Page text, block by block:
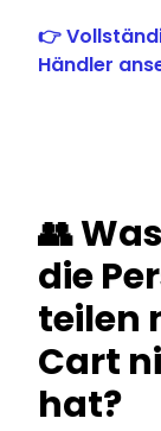
👉
Händler
👥
die
teilen
Cart
hat?